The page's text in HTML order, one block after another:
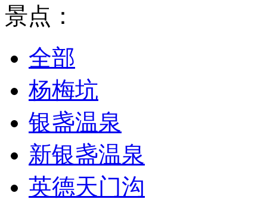
景点：
全部
杨梅坑
银盏温泉
新银盏温泉
英德天门沟